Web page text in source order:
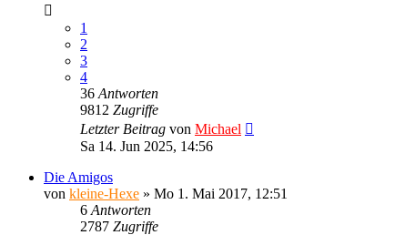
1
2
3
4
36 Antworten
9812 Zugriffe
Letzter Beitrag von Michael
Sa 14. Jun 2025, 14:56
Die Amigos
von kleine-Hexe » Mo 1. Mai 2017, 12:51
6 Antworten
2787 Zugriffe